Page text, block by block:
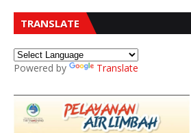
TRANSLATE
Powered by Translate